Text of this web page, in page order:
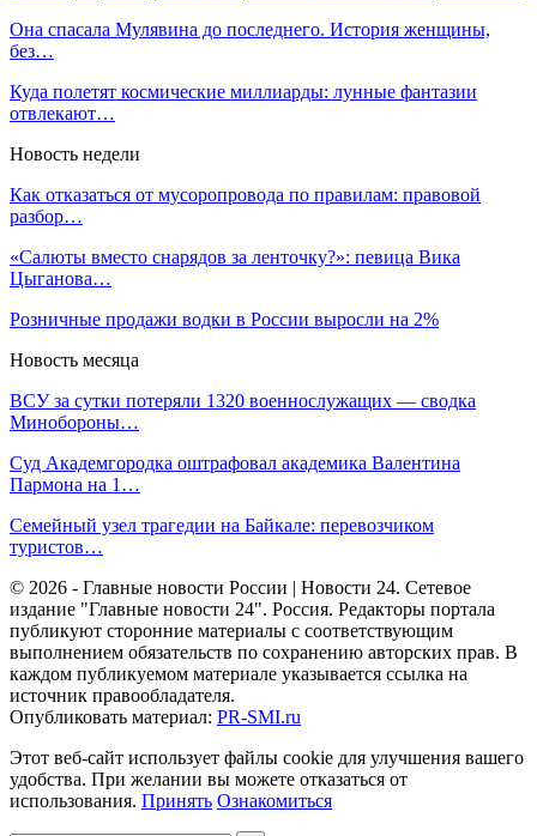
Она спасала Мулявина до последнего. История женщины,
без…
Куда полетят космические миллиарды: лунные фантазии
отвлекают…
Новость недели
Как отказаться от мусоропровода по правилам: правовой
разбор…
«Салюты вместо снарядов за ленточку?»: певица Вика
Цыганова…
Розничные продажи водки в России выросли на 2%
Новость месяца
ВСУ за сутки потеряли 1320 военнослужащих — сводка
Минобороны…
Суд Академгородка оштрафовал академика Валентина
Пармона на 1…
Семейный узел трагедии на Байкале: перевозчиком
туристов…
© 2026 - Главные новости России | Новости 24. Сетевое
издание "Главные новости 24". Россия. Редакторы портала
публикуют сторонние материалы с соответствующим
выполнением обязательств по сохранению авторских прав. В
каждом публикуемом материале указывается ссылка на
источник правообладателя.
Опубликовать материал: PR-SMI.ru
Этот веб-сайт использует файлы cookie для улучшения вашего
удобства. При желании вы можете отказаться от
использования. Принять Ознакомиться